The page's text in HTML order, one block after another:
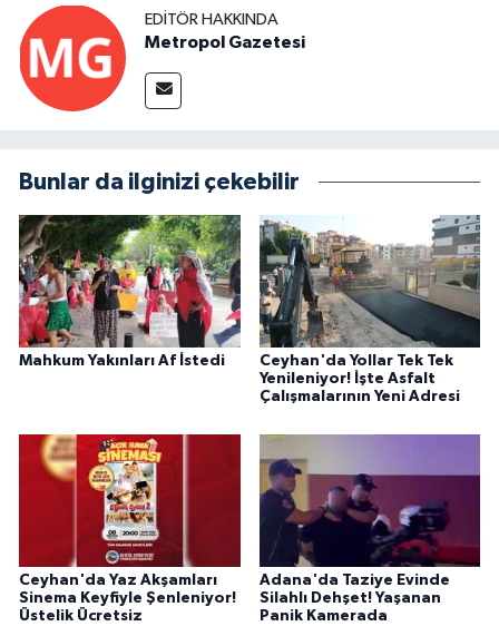
EDITÖR HAKKINDA
Metropol Gazetesi
Bunlar da ilginizi çekebilir
Mahkum Yakınları Af İstedi
Ceyhan'da Yollar Tek Tek
Yenileniyor! İşte Asfalt
Çalışmalarının Yeni Adresi
Ceyhan'da Yaz Akşamları
Sinema Keyfiyle Şenleniyor!
Üstelik Ücretsiz
Adana'da Taziye Evinde
Silahlı Dehşet! Yaşanan
Panik Kamerada